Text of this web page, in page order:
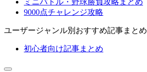
ミニバトル・野球勝負攻略まとめ
9000点チャレンジ攻略
ユーザージャンル別おすすめ記事まとめ
初心者向け記事まとめ